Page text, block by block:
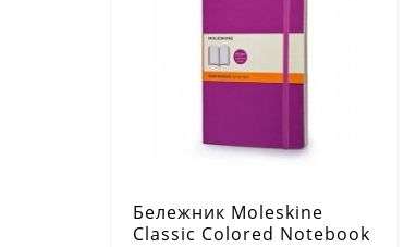
Бележник Moleskine
Classic Colored Notebook